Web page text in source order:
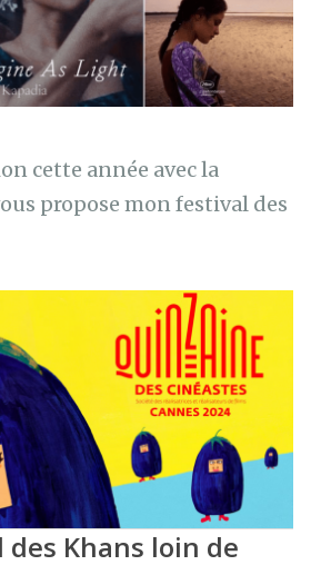
cette année avec la
propose mon festival des
des Khans loin de